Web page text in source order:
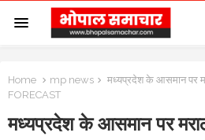
Home mp news
मध्यप्रदेश के आसमान पर
FORECAST
मध्यप्रदेश के आसमान पर